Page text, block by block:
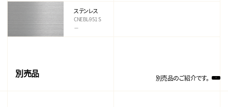
ステンレス
CNEBL-951 S
－
別売品 別売品のご紹介です。